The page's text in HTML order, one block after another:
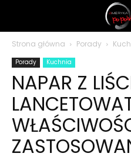
polsku
Strona główna Porady
Porady Kuchnia
NAPAR Z